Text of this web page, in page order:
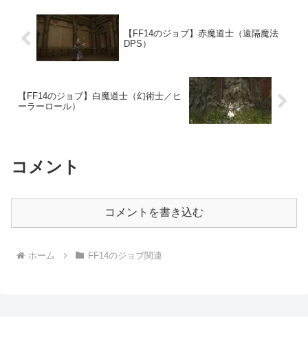
【FF14のジョブ】赤魔道士（遠隔魔法
DPS）
【FF14のジョブ】白魔道士（幻術士／ヒ
ーラーロール）
コメント
コメントを書き込む
ホーム FF14のジョブ関連